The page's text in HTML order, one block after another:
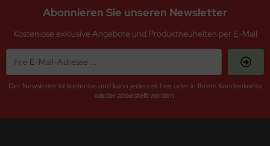
Abonnieren Sie unseren Newsletter
Kostenlose exklusive Angebote und Produktneuheiten per E-Mail
Der Newsletter ist kostenlos und kann jederzeit hier oder in Ihrem Kundenkonto
wieder abbestellt werden.